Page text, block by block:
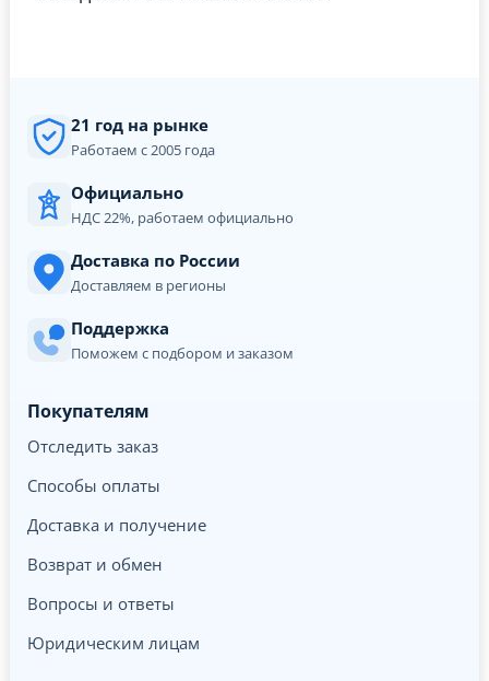
21 год на рынке
Работаем с 2005 года
Официально
НДС 22%, работаем официально
Доставка по России
Доставляем в регионы
Поддержка
Поможем с подбором и заказом
Покупателям
Отследить заказ
Способы оплаты
Доставка и получение
Возврат и обмен
Вопросы и ответы
Юридическим лицам